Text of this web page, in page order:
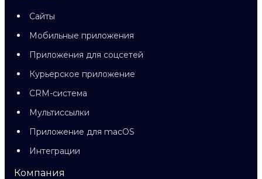
Сайты
Мобильные приложения
Приложения для соцсетей
Курьерское приложение
CRM-система
Мультиссылки
Приложение для macOS
Интеграции
Компания